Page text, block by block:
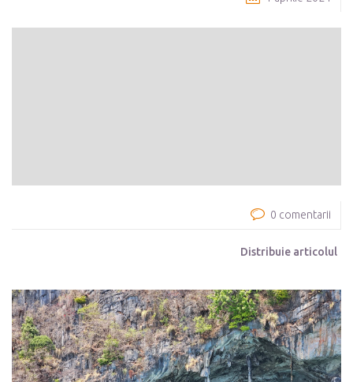
0 comentarii
Distribuie articolul